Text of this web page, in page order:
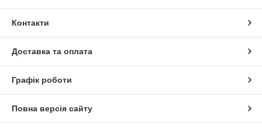
Контакти
Доставка та оплата
Графік роботи
Повна версія сайту